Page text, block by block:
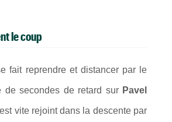
le coup
fait reprendre et distancer par le
de secondes de retard sur Pavel
est vite rejoint dans la descente par